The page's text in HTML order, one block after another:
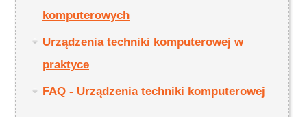
komputerowych
Urządzenia techniki komputerowej w
praktyce
FAQ - Urządzenia techniki komputerowej